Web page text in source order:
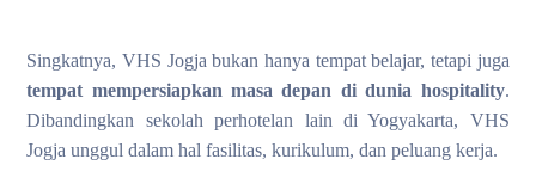
Singkatnya, VHS Jogja bukan hanya tempat belajar, tetapi juga
tempat mempersiapkan masa depan di dunia hospitality.
Dibandingkan sekolah perhotelan lain di Yogyakarta, VHS
Jogja unggul dalam hal fasilitas, kurikulum, dan peluang kerja.